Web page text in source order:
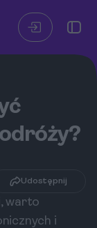
Udostępnij
warto
i